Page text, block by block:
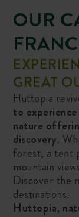
OUR
GREAT
Huttopia
to
nature
discovery.
forest, a tent
mountain
Discover the
destinations.
Huttopia,